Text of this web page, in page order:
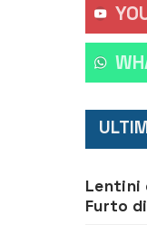
Lentini
Furto